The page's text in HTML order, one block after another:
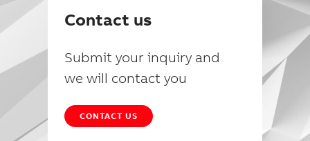
Contact us
Submit your inquiry and
we will contact you
CONTACT US